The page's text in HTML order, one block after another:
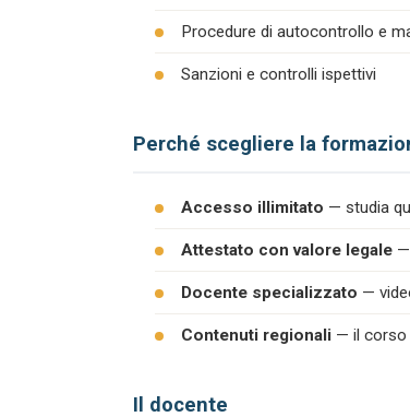
Procedure di autocontrollo e
Sanzioni e controlli ispettivi
Perché scegliere la
Accesso illimitato — studia
Attestato con valore legale
Docente specializzato —
Contenuti regionali — il corso
Il docente